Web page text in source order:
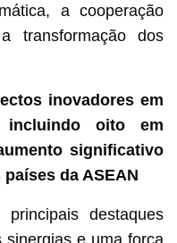
a cooperação
transformação dos
inovadores em
incluindo oito em
significativo
da ASEAN
destaques
sinergias e uma força